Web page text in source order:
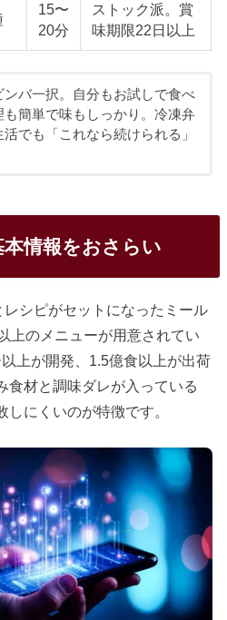
15〜
20分
ストック派。賞
味期限22日以上
ンバ一択。自分もお試しで食べ
も簡単で味もしっかり。冷凍弁
でも「これなら続けられる」
情報をおさらい
シピがセットになったミール
上のメニューが用意されてい
上が開発、1.5億食以上が出荷
食材と調味ダレが入っている
にくいのが特徴です。